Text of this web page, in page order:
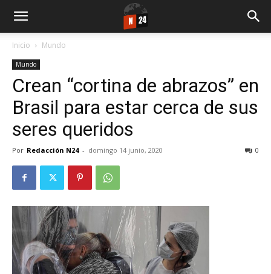
Inicio Mundo
Mundo
Crean “cortina de abrazos” en
Brasil para estar cerca de sus
seres queridos
Por Redacción N24 - domingo 14 junio, 2020 0